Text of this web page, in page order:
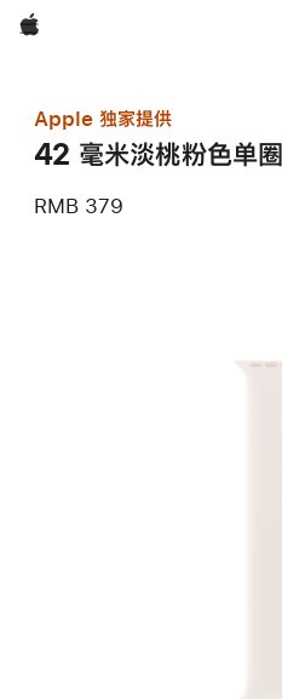
Apple
Apple 独家提供
42 毫米淡桃粉色单
RMB 379